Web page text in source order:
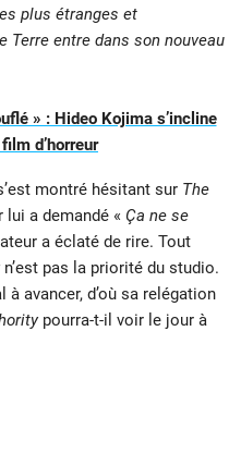
plus étranges et
Terre entre dans son nouveau
» : Hideo Kojima s’incline
d’horreur
montré hésitant sur The
lui a demandé « Ça ne se
a éclaté de rire. Tout
n’est pas la priorité du studio.
avancer, d’où sa relégation
pourra-t-il voir le jour à